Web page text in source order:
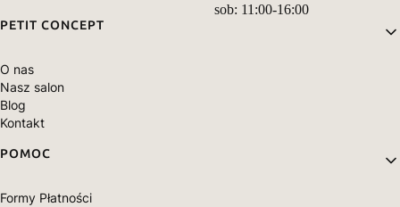
sob: 11:00-16:00
Linki w stopce
PETIT CONCEPT
O nas
Nasz salon
Blog
Kontakt
POMOC
Formy Płatności